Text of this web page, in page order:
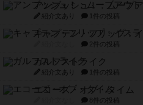
アンブッシュ！：ムーブア
紹介文あり 1件の投稿
キャプテン・フリップ：
2件の投稿
ガルフストライク
紹介文あり 1件の投稿
エコーズ・オブ・タイム
8件の投稿